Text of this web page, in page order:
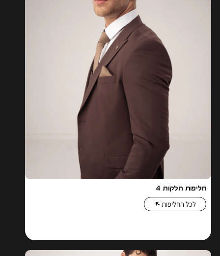
חליפות חלקות 4
לכל החליפות